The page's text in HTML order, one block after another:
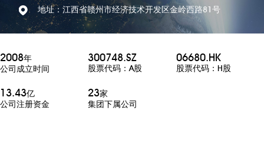
地址：江西省赣州市经济技术开发区金岭西路81号
2008年
公司成立时间
300748.SZ
股票代码：A股
06680.HK
股票代码：H股
13.43亿
公司注册资金
23家
集团下属公司